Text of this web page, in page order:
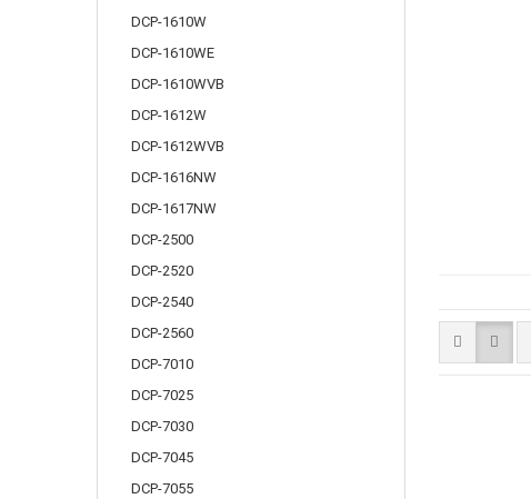
DCP-1610W
DCP-1610WE
DCP-1610WVB
DCP-1612W
DCP-1612WVB
DCP-1616NW
DCP-1617NW
DCP-2500
DCP-2520
DCP-2540
DCP-2560
DCP-7010
DCP-7025
DCP-7030
DCP-7045
DCP-7055